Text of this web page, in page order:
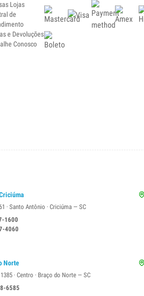
Lojas
de
e Devoluções
Conosco
· Santo Antônio · Criciúma — SC
1600
4060
Norte
· Centro · Braço do Norte — SC
6585